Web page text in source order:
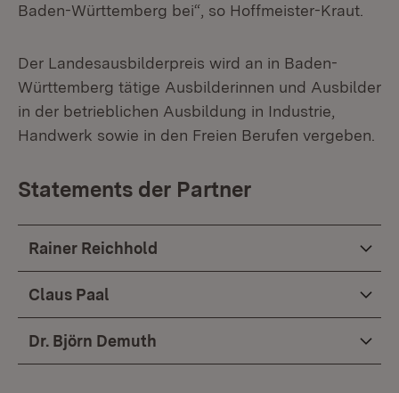
Baden-Württemberg bei“, so Hoffmeister-Kraut.
Der Landesausbilderpreis wird an in Baden-
Württemberg tätige Ausbilderinnen und Ausbilder
in der betrieblichen Ausbildung in Industrie,
Handwerk sowie in den Freien Berufen vergeben.
Statements der Partner
Rainer Reichhold
Claus Paal
Dr. Björn Demuth